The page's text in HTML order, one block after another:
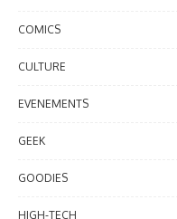
COMICS
CULTURE
EVENEMENTS
GEEK
GOODIES
HIGH-TECH